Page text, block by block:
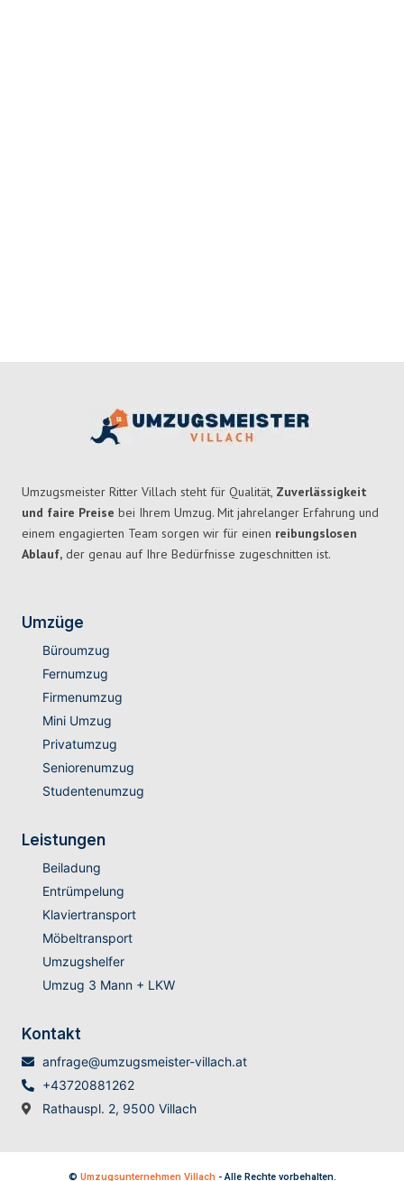
Umzugsmeister Ritter Villach steht für Qualität, Zuverlässigkeit
und faire Preise bei Ihrem Umzug. Mit jahrelanger Erfahrung und
einem engagierten Team sorgen wir für einen reibungslosen
Ablauf, der genau auf Ihre Bedürfnisse zugeschnitten ist.
Umzüge
Büroumzug
Fernumzug
Firmenumzug
Mini Umzug
Privatumzug
Seniorenumzug
Studentenumzug
Leistungen
Beiladung
Entrümpelung
Klaviertransport
Möbeltransport
Umzugshelfer
Umzug 3 Mann + LKW
Kontakt
anfrage@umzugsmeister-villach.at
+43720881262
Rathauspl. 2, 9500 Villach
© Umzugsunternehmen Villach - Alle Rechte vorbehalten.